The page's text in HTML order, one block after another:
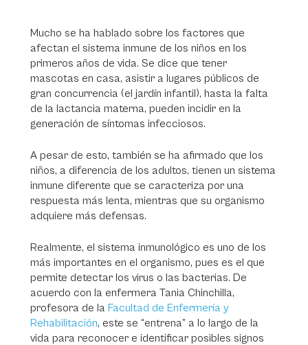
Mucho se ha hablado sobre los factores que
afectan el sistema inmune de los niños en los
primeros años de vida. Se dice que tener
mascotas en casa, asistir a lugares públicos de
gran concurrencia (el jardín infantil), hasta la falta
de la lactancia materna, pueden incidir en la
generación de síntomas infecciosos.
A pesar de esto, también se ha afirmado que los
niños, a diferencia de los adultos, tienen un sistema
inmune diferente que se caracteriza por una
respuesta más lenta, mientras que su organismo
adquiere más defensas.
Realmente, el sistema inmunológico es uno de los
más importantes en el organismo, pues es el que
permite detectar los virus o las bacterias. De
acuerdo con la enfermera Tania Chinchilla,
profesora de la Facultad de Enfermería y
Rehabilitación, este se “entrena” a lo largo de la
vida para reconocer e identificar posibles signos